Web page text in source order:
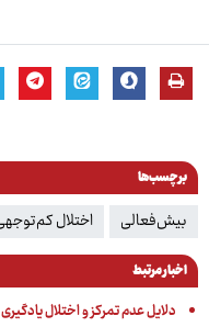
برچسب‌ها
بیش‌فعالی اختلال
اخبار مرتبط
دلایل عدم تمرکز و اختلال